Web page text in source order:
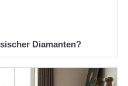
Diamanten?